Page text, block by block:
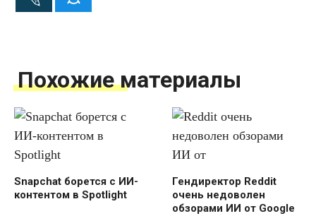
Похожие материалы
Snapchat борется с ИИ-
контентом в Spotlight
Гендиректор Reddit
очень недоволен
обзорами ИИ от Google